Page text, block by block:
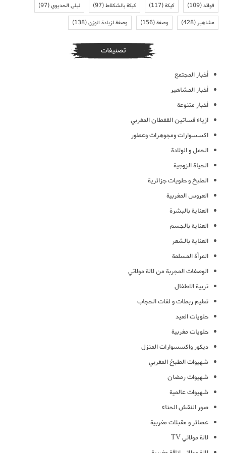
فوائد(109) كيكة(117) كيكة بالشكلاط(97) ليلى الحديوي(97)
مشاهير(428) وصفة(156) وصفة لزيادة الوزن(138)
تصنيفات
أخبار المجتمع
أخبار المشاهير
أخبار متنوعة
ازياء فساتين القفطان المغربي
اكسسوارات ومجوهرات وعطور
الحمل و الولادة
الحياة الزوجية
الطبخ و حلويات جزائرية
العروس المغربية
العناية بالبشرة
العناية بالجسم
العناية بالشعر
المرأة المسلمة
الوصفات المجربة من لالة مولاتي
تربية الاطفال
تعليم ربطات و لفات الحجاب
حلويات العيد
حلويات مغربية
ديكور واكسسوارات المنزل
شهيوات الطبخ المغربي
شهيوات رمضان
شهيوات عالمية
صور النقش الحناء
عصائر و مقبلات مغربية
لالة مولاتي TV